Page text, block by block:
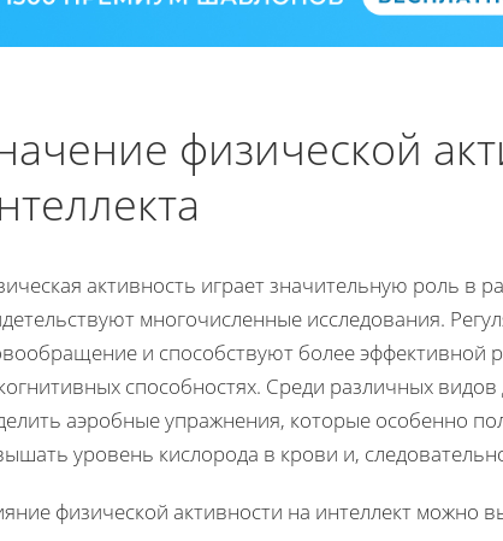
физической
активность играет значительную роль в
многочисленные исследования.
и способствуют более эффективной
способностях. Среди различных
аэробные упражнения, которые особенно
уровень кислорода в крови и,
физической активности на интеллект можно